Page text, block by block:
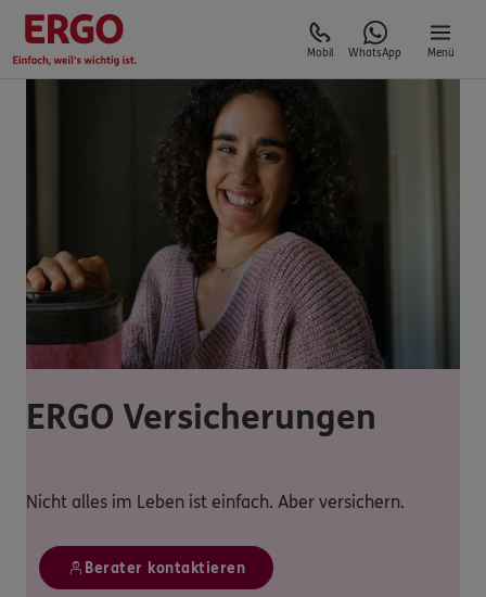
Mobil WhatsApp Menü
ERGO Versicherungen
Nicht alles im Leben ist einfach. Aber versichern.
Berater kontaktieren